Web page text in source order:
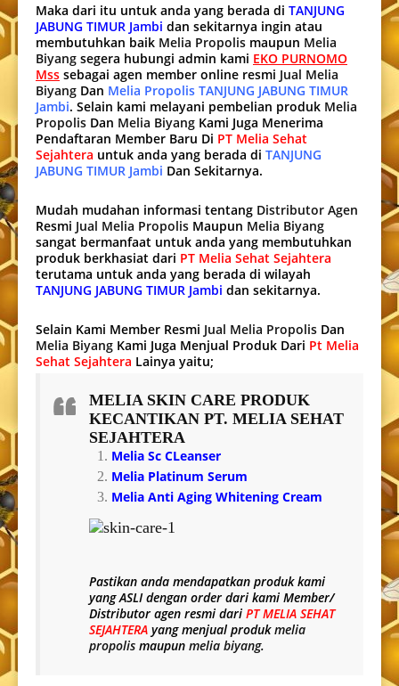
Maka dari itu untuk anda yang berada di TANJUNG
JABUNG TIMUR Jambi dan sekitarnya ingin atau
membutuhkan baik Melia Propolis maupun Melia
Biyang segera hubungi admin kami EKO PURNOMO
Mss sebagai agen member online resmi Jual Melia
Biyang Dan Melia Propolis TANJUNG JABUNG TIMUR
Jambi. Selain kami melayani pembelian produk Melia
Propolis Dan Melia Biyang Kami Juga Menerima
Pendaftaran Member Baru Di PT Melia Sehat
Sejahtera untuk anda yang berada di TANJUNG
JABUNG TIMUR Jambi Dan Sekitarnya.
Mudah mudahan informasi tentang Distributor Agen
Resmi Jual Melia Propolis Maupun Melia Biyang
sangat bermanfaat untuk anda yang membutuhkan
produk berkhasiat dari PT Melia Sehat Sejahtera
terutama untuk anda yang berada di wilayah
TANJUNG JABUNG TIMUR Jambi dan sekitarnya.
Selain Kami Member Resmi Jual Melia Propolis Dan
Melia Biyang Kami Juga Menjual Produk Dari Pt Melia
Sehat Sejahtera Lainya yaitu;
MELIA SKIN CARE PRODUK
KECANTIKAN PT. MELIA SEHAT
SEJAHTERA
Melia Sc CLeanser
Melia Platinum Serum
Melia Anti Aging Whitening Cream
Pastikan anda mendapatkan produk kami
yangASLIdengan order dari kami Member/
Distributor agen resmi dari PT MELIA SEHAT
SEJAHTERA yang menjual produkmelia
propolis maupun melia biyang.